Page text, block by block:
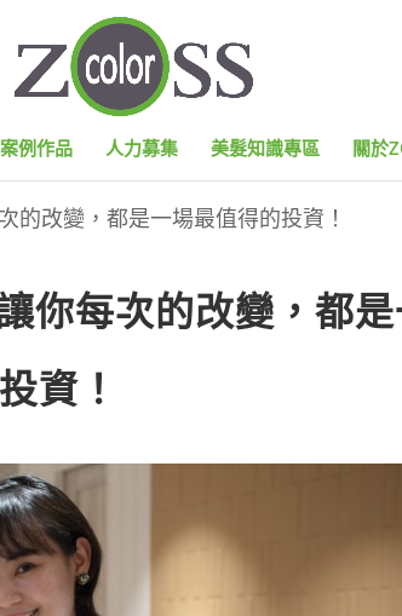
案例作品 人力募集 美髮知識專區 關於
的改變，都是一場最值得的投資！
你每次的改變，都
資！